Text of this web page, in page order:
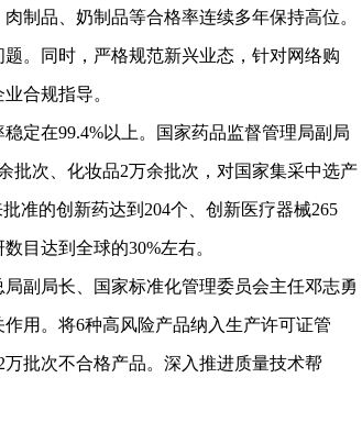
制品、奶制品等合格率连续多年保持高位。
。同时，严格规范新兴业态，针对网络购
合规指导。
定在99.4%以上。国家药品监督管理局副局
批次、化妆品2万余批次，对国家集采中选产
准的创新药达到204个、创新医疗器械265
目达到全球的30%左右。
副局长、国家标准化管理委员会主任邓志勇
用。将6种高风险产品纳入生产许可证管
批次不合格产品。深入推进质量技术帮